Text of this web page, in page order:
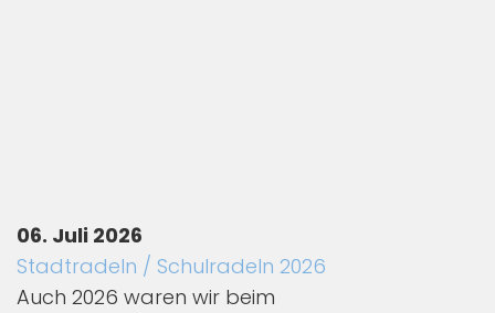
06. Juli 2026
Stadtradeln / Schulradeln 2026
Auch 2026 waren wir beim